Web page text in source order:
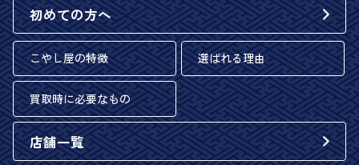
初めての方へ
こやし屋の特徴 選ばれる理由
買取時に必要なもの
店舗一覧